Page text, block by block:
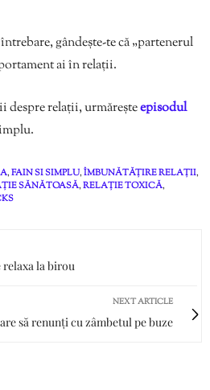
gândește-te că „partenerul
ai în relații.
relații, urmăreșteepisodul
,FAIN SI SIMPLU,ÎMBUNĂTĂȚIRE RELAȚII,
SĂNĂTOASĂ,RELAȚIE TOXICĂ,
relaxa la birou
NEXT ARTICLE
să renunți cu zâmbetul pe buze